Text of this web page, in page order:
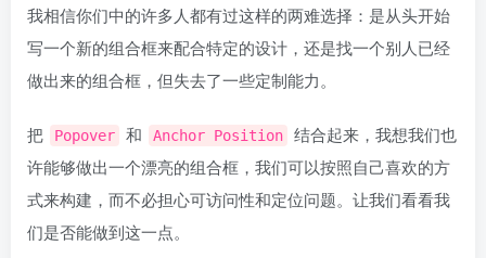
我相信你们中的许多人都有过这样的两难选择：是从头开始
写一个新的组合框来配合特定的设计，还是找一个别人已经
做出来的组合框，但失去了一些定制能力。
把 Popover 和 Anchor Position
结合起来，我想我们也
许能够做出一个漂亮的组合框，我们可以按照自己喜欢的方
式来构建，而不必担心可访问性和定位问题。让我们看看我
们是否能做到这一点。